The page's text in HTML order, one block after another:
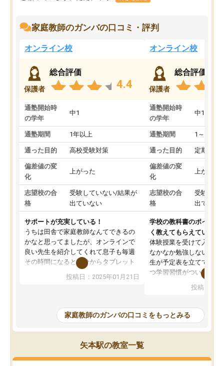
家庭教師のガンバの口コミ・評判
オンライン校
保護者
総合評価
4.4
通塾開始時
の学年
中1
通塾期間 1年以上
通った目的 高校受験対策
偏差値の変
化
上がった
志望校の合
格
受験していない/結果が
出ていない
サポートが充実している！
うちは田舎で家庭教師なんてできるの
かなと思ってましたが、オンラインで
良い先生を紹介してくれて息子も毎週
その時間になると自分からタブレット
を開いてzoomを繋げるようになりまし
た！5科目なんでもOKなのもとても気
めて1年ほどだった今では平均点以上の
科目が増えてきました！あと1年受験ま
であるので無料の週末教室を使用しな
がら頑張って欲しいと思います！
投稿日：2025年01月21日
オンライン校
保護者
総合評価
通塾開始時
の学年
中1
通塾期間 1～3ヵ月
通った目的 定期テス
偏差値の変
化
上がった
志望校の合
格
受験して
出ていな
学校の教科書のポイント
く教えてもらえている
体験授業を受けて入塾し
なかなか勉強しない息子
生が予定表を立ててくれ
つ学習習慣がついてきま
指導が無い日も予定表
問できるのでとても助か
投稿日：
家庭教師のガンバの口コミをもっとみる
矢本駅の教室一覧